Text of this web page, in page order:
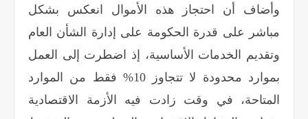
وأضاف أن احتجاز هذه الأموال انعكس بشكل
مباشر على قدرة الحكومة على إدارة الشأن العام
وتقديم الخدمات الأساسية، إذ اضطرت إلى العمل
بموارد محدودة لا تتجاوز 10% فقط من الموارد
المتاحة، في وقت زادت فيه الأزمة الاقتصادية